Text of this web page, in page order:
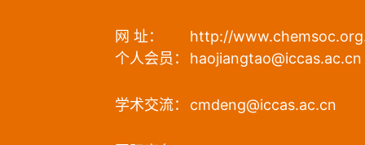
网 址：
http://
个人会员：
haojiangtao@iccas.ac.cn
学术交流： cmdeng@iccas.ac.cn